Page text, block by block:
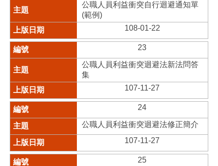
公職人員利益衝突自行迴避通知單
(範例)
108-01-22
23
公職人員利益衝突迴避法新法問答
集
107-11-27
24
公職人員利益衝突迴避法修正簡介
107-11-27
25